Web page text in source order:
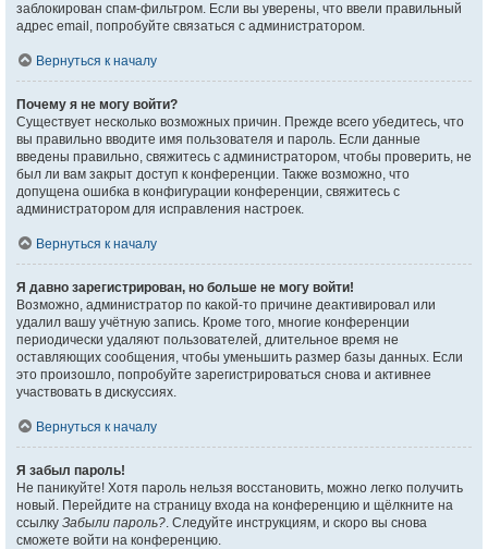
заблокирован спам-фильтром. Если вы уверены, что ввели правильный
адрес email, попробуйте связаться с администратором.
Вернуться к началу
Почему я не могу войти?
Существует несколько возможных причин. Прежде всего убедитесь, что
вы правильно вводите имя пользователя и пароль. Если данные
введены правильно, свяжитесь с администратором, чтобы проверить, не
был ли вам закрыт доступ к конференции. Также возможно, что
допущена ошибка в конфигурации конференции, свяжитесь с
администратором для исправления настроек.
Вернуться к началу
Я давно зарегистрирован, но больше не могу войти!
Возможно, администратор по какой-то причине деактивировал или
удалил вашу учётную запись. Кроме того, многие конференции
периодически удаляют пользователей, длительное время не
оставляющих сообщения, чтобы уменьшить размер базы данных. Если
это произошло, попробуйте зарегистрироваться снова и активнее
участвовать в дискуссиях.
Вернуться к началу
Я забыл пароль!
Не паникуйте! Хотя пароль нельзя восстановить, можно легко получить
новый. Перейдите на страницу входа на конференцию и щёлкните на
ссылку Забыли пароль?. Следуйте инструкциям, и скоро вы снова
сможете войти на конференцию.